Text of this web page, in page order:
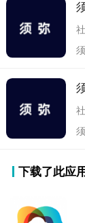
下载了此应